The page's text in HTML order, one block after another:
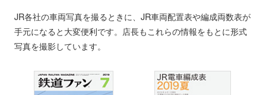
JR各社の車両写真を撮るときに、JR車両配置表や編成両数表が
手元になると大変便利です。店長もこれらの情報をもとに形式
写真を撮影しています。